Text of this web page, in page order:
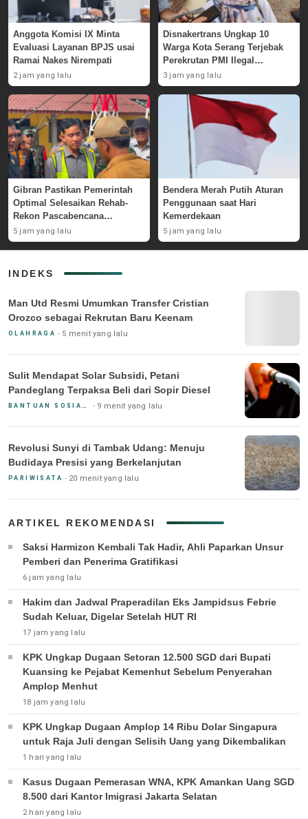
Anggota Komisi IX Minta
Evaluasi Layanan BPJS usai
Ramai Nakes Nirempati
2 jam yang lalu
Disnakertrans Ungkap 10
Warga Kota Serang Terjebak
Perekrutan PMI Ilegal
Sepanjang 2026
3 jam yang lalu
Gibran Pastikan Pemerintah
Optimal Selesaikan Rehab-
Rekon Pascabencana
Sumatera
5 jam yang lalu
Bendera Merah Putih Aturan
Penggunaan saat Hari
Kemerdekaan
5 jam yang lalu
INDEKS
Man Utd Resmi Umumkan Transfer Cristian
Orozco sebagai Rekrutan Baru Keenam
OLAHRAGA 5 menit yang lalu
Sulit Mendapat Solar Subsidi, Petani
Pandeglang Terpaksa Beli dari Sopir Diesel
BANTUAN SOSIAL & PEMERINTAH 9 menit yang lalu
Revolusi Sunyi di Tambak Udang: Menuju
Budidaya Presisi yang Berkelanjutan
PARIWISATA 20 menit yang lalu
ARTIKEL REKOMENDASI
Saksi Harmizon Kembali Tak Hadir, Ahli Paparkan Unsur
Pemberi dan Penerima Gratifikasi
6 jam yang lalu
Hakim dan Jadwal Praperadilan Eks Jampidsus Febrie
Sudah Keluar, Digelar Setelah HUT RI
17 jam yang lalu
KPK Ungkap Dugaan Setoran 12.500 SGD dari Bupati
Kuansing ke Pejabat Kemenhut Sebelum Penyerahan
Amplop Menhut
18 jam yang lalu
KPK Ungkap Dugaan Amplop 14 Ribu Dolar Singapura
untuk Raja Juli dengan Selisih Uang yang Dikembalikan
1 hari yang lalu
Kasus Dugaan Pemerasan WNA, KPK Amankan Uang SGD
8.500 dari Kantor Imigrasi Jakarta Selatan
2 hari yang lalu